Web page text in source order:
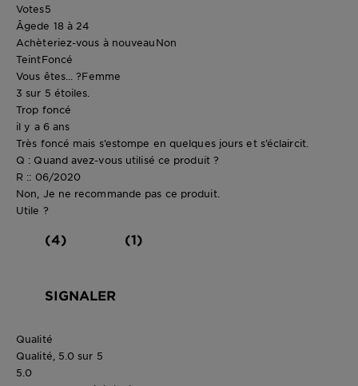
Votes5
Âgede 18 à 24
Achèteriez-vous à nouveauNon
TeintFoncé
Vous êtes... ?Femme
3 sur 5 étoiles.
Trop foncé
il y a 6 ans
Très foncé mais s’estompe en quelques jours et s’éclaircit.
Q : Quand avez-vous utilisé ce produit ?
R :: 06/2020
Non, Je ne recommande pas ce produit.
Utile ?
(4) (1)
SIGNALER
Qualité
Qualité, 5.0 sur 5
5.0